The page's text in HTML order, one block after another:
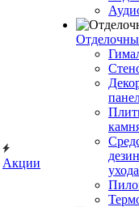
Акции
ухода